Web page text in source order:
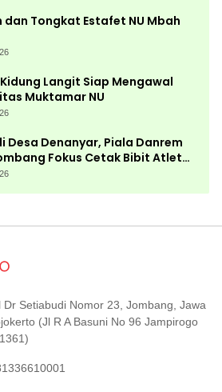
dan Tongkat Estafet NU Mbah
Langit Siap Mengawal
Muktamar NU
Desa Denanyar, Piala Danrem
Fokus Cetak Bibit Atlet
Berprestasi
Setiabudi Nomor 23, Jombang, Jawa
(Jl R A Basuni No 96 Jampirogo